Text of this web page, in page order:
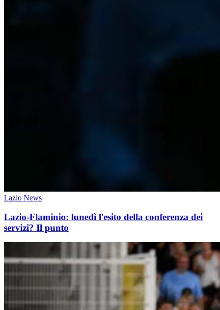
Lazio News
Lazio-Flaminio: lunedì l'esito della conferenza dei
servizi? Il punto